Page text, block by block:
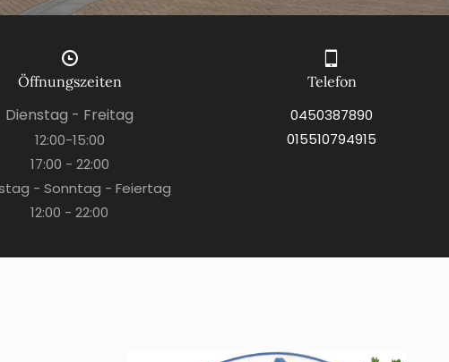
Öffnungszeiten
Dienstag - Freitag
12:00-15:00
17:00 - 22:00
- Sonntag - Feiertag
12:00 - 22:00
Telefon
0450387890
015510794915